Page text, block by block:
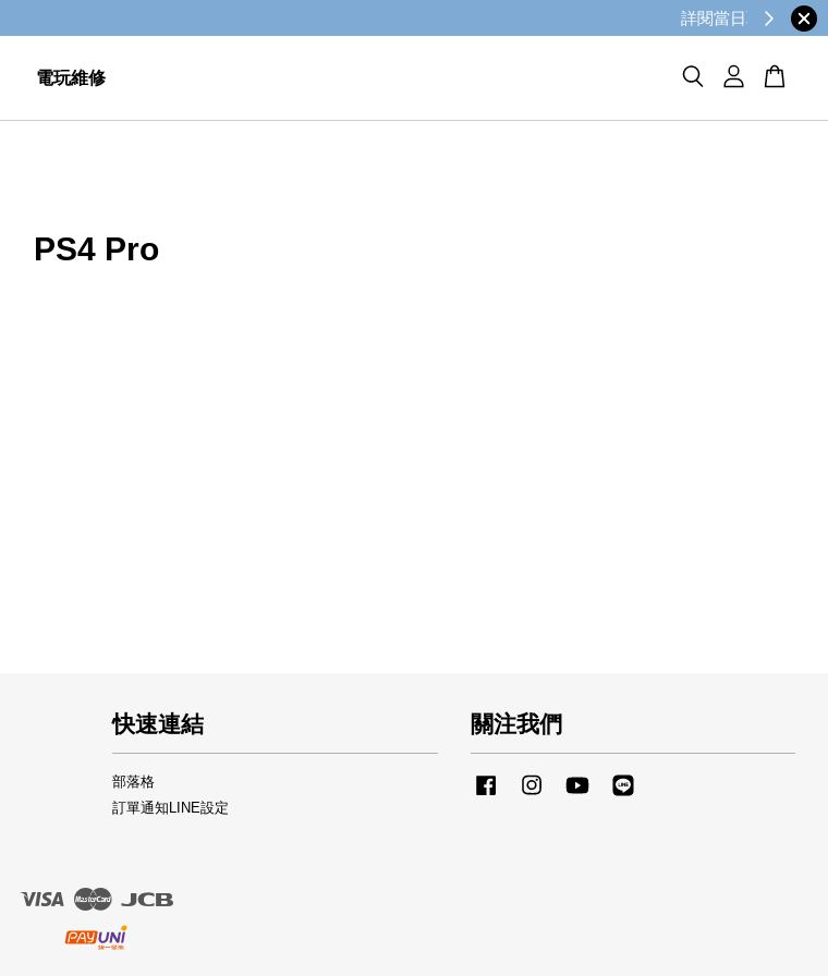
電玩維修
PS4 Pro
快速連結
部落格
訂單通知LINE設定
關注我們
FacebookInstagramYouTube
Visa Master